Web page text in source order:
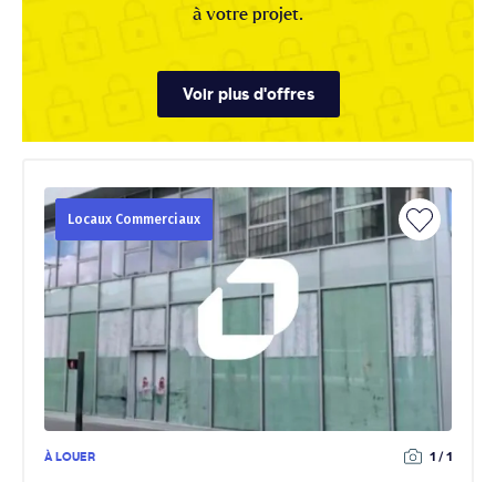
à votre projet.
Voir plus d'offres
Locaux Commerciaux
À LOUER 1 / 1